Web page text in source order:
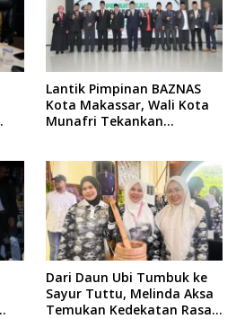
Lantik Pimpinan BAZNAS
Kota Makassar, Wali Kota
Munafri Tekankan
Data
Dari Daun Ubi Tumbuk ke
Sayur Tuttu, Melinda Aksa
Temukan Kedekatan Rasa